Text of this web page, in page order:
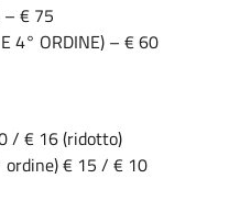
– € 75
4° ORDINE) – € 60
/ € 16 (ridotto)
ordine) € 15 / € 10